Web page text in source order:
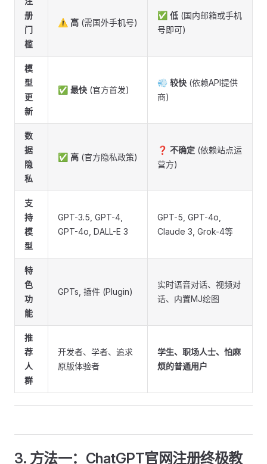
册
门
槛
⚠️ 高 (需国外手机号)
✅ 低 (国内邮箱或手机
号即可)
模
型
更
新
✅ 最快 (官方首发)
💨 较快 (依赖API提供
商)
数
据
隐
私
✅ 高 (官方隐私政策)
❓ 不确定 (依赖站点运
营方)
支
持
模
型
GPT-3.5, GPT-4,
GPT-4o, DALL-E 3
GPT-5, GPT-4o,
Claude 3, Grok-4等
特
色
功
能
GPTs, 插件 (Plugin)
实时语音对话、视频对
话、内置MJ绘图
推
荐
人
群
开发者、学者、追求
原版体验者
学生、职场人士、怕麻
烦的普通用户
3. 方法一：ChatGPT官网注册终极教